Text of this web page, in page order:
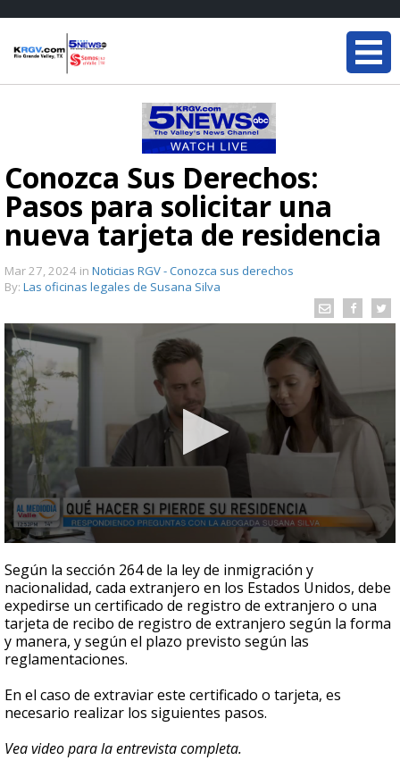
Conozca Sus Derechos:
Pasos para solicitar una
nueva tarjeta de residencia
Mar 27, 2024 in Noticias RGV - Conozca sus derechos
By: Las oficinas legales de Susana Silva
seconds
of
2
minutes,
25
seconds
Según la sección 264 de la ley de inmigración y
nacionalidad, cada extranjero en los Estados Unidos, debe
expedirse un certificado de registro de extranjero o una
tarjeta de recibo de registro de extranjero según la forma
y manera, y según el plazo previsto según las
reglamentaciones.
En el caso de extraviar este certificado o tarjeta, es
necesario realizar los siguientes pasos.
Vea video para la entrevista completa.